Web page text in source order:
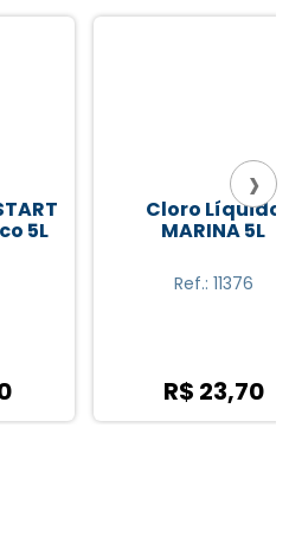
Cloro Líquido
MARINA 5L
Ref.: 11376
R$ 23,70
›